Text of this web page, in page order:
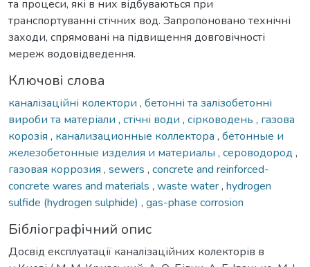
та процеси, які в них відбуваються при
транспортуванні стічних вод. Запропоновано технічні
заходи, спрямовані на підвищення довговічності
мереж водовідведення.
Ключові слова
каналізаційні колектори , бетонні та залізобетонні
вироби та матеріали , стічні води , сірководень , газова
корозія , канализационные коллектора , бетонные и
железобетонные изделия и материалы , сероводород ,
газовая коррозия , sewers , concrete and reinforced-
concrete wares and materials , waste water, hydrogen
sulfide (hydrogen sulphide) , gas-phase corrosion
Бібліографічний опис
Досвід експлуатації каналізаційних колекторів в